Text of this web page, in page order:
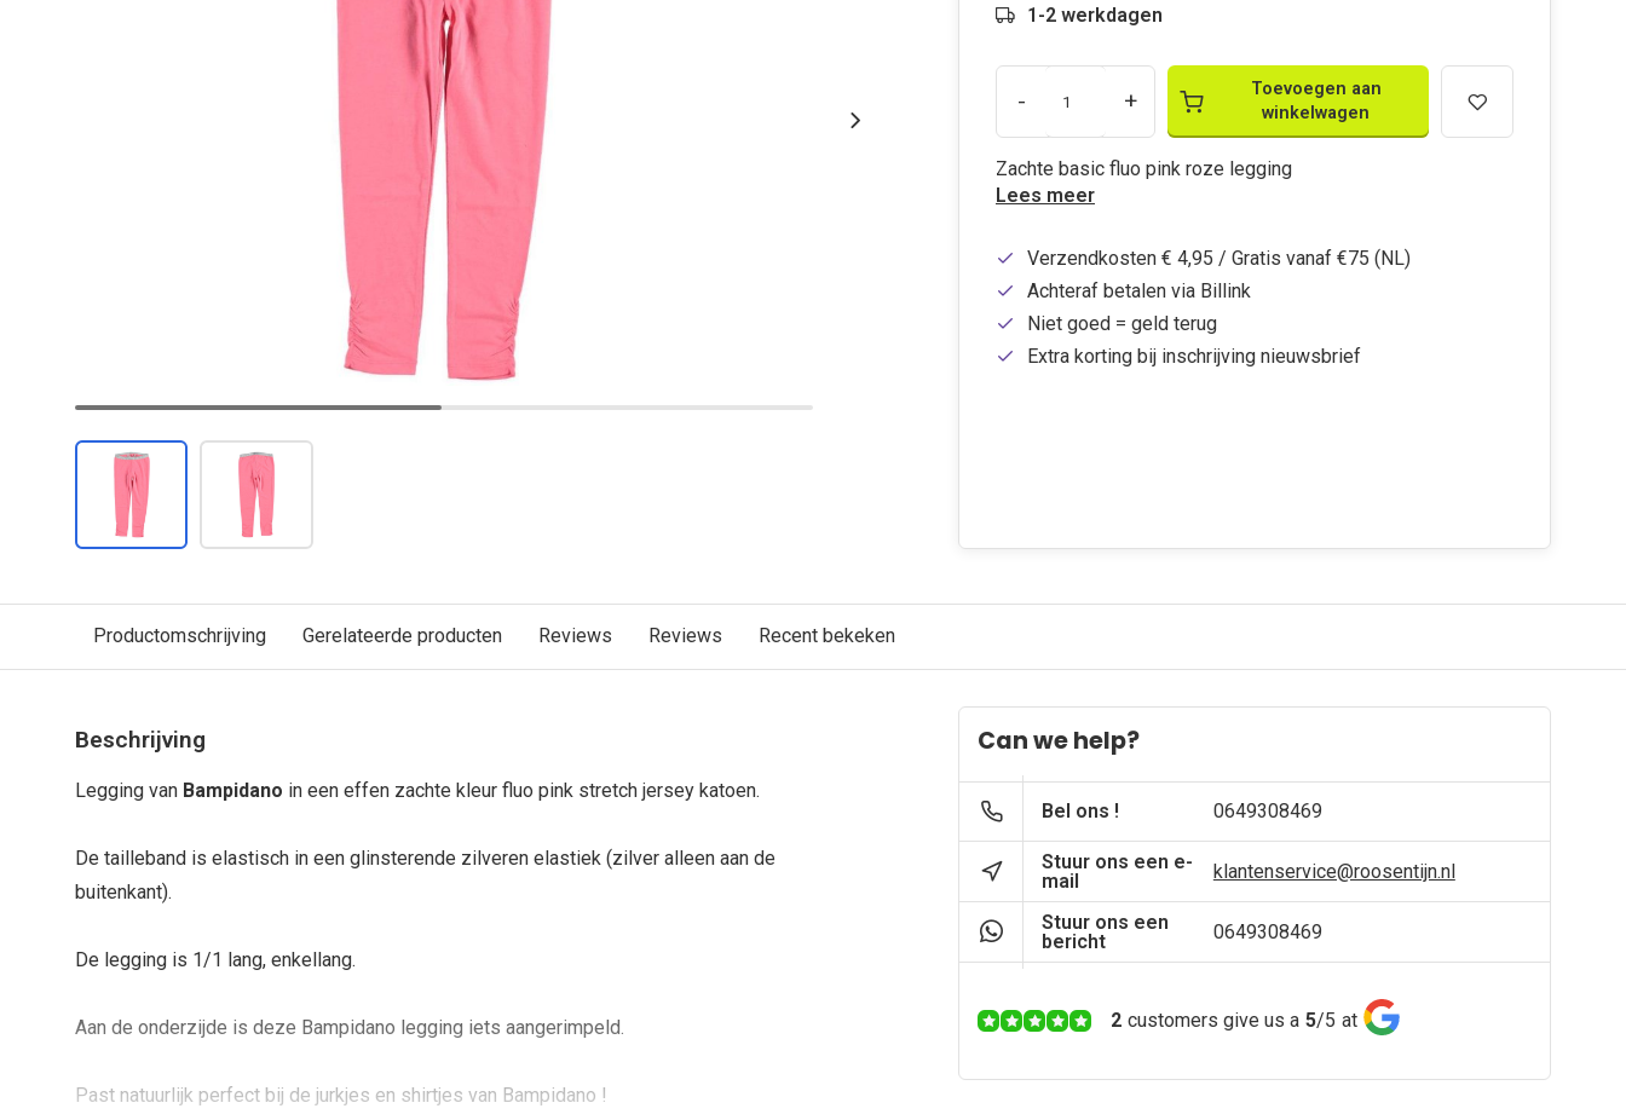
1-2 werkdagen
- +
Toevoegen aan
winkelwagen
Zachte basic fluo pink roze legging
Lees meer
Verzendkosten € 4,95 / Gratis vanaf €75 (NL)
Achteraf betalen via Billink
Niet goed = geld terug
Extra korting bij inschrijving nieuwsbrief
Productomschrijving Gerelateerde producten Reviews Reviews Recent bekeken
Beschrijving
Legging van Bampidano in een effen zachte kleur fluo pink stretch jersey katoen.
De tailleband is elastisch in een glinsterende zilveren elastiek (zilver alleen aan de
buitenkant).
De legging is 1/1 lang, enkellang.
Aan de onderzijde is deze Bampidano legging iets aangerimpeld.
Past natuurlijk perfect bij de jurkjes en shirtjes van Bampidano !
Can we help?
Bel ons ! 0649308469
Stuur ons een e-
mail
klantenservice@roosentijn.nl
Stuur ons een
bericht
0649308469
2 customers give us a 5/5 at